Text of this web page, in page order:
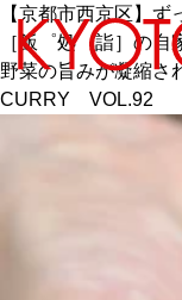
エリアか
【京都市西京区】
［飯゜処 詣］の自
野菜の旨みが凝縮さ
CURRY VOL.92